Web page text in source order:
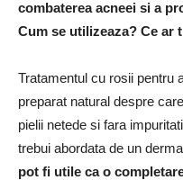
combaterea acneei si a
Cum se utilizeaza? Ce ar
Tratamentul cu rosii pentru
preparat natural despre
pielii netede si fara
trebui abordata de un
pot fi utile ca o